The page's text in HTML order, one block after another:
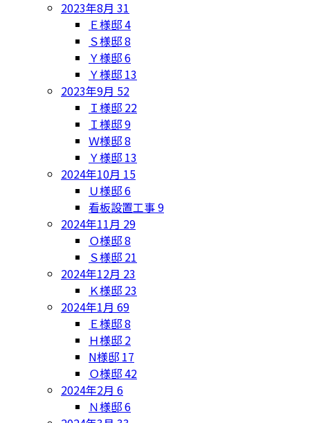
2023年8月 31
Ｅ様邸4
Ｓ様邸8
Ｙ様邸6
Ｙ様邸 13
2023年9月 52
Ｉ様邸 22
Ｉ様邸9
Ｗ様邸8
Ｙ様邸 13
2024年10月 15
Ｕ様邸6
看板設置工事9
2024年11月 29
Ｏ様邸8
Ｓ様邸 21
2024年12月 23
Ｋ様邸 23
2024年1月 69
Ｅ様邸8
Ｈ様邸 2
N様邸 17
Ｏ様邸42
2024年2月 6
Ｎ様邸6